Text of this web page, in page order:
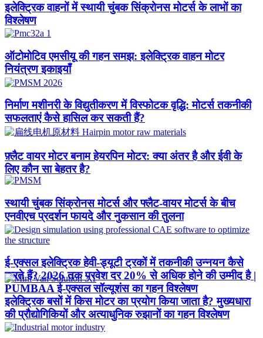
इलेक्ट्रिक वाहनों में स्थायी चुंबक सिंक्रोनस मोटर्स के लाभों का
विश्लेषण
ऑटोमोटिव एमसीयू की गहन समझ: इलेक्ट्रिक वाहन मोटर
नियंत्रण इकाइयाँ
निर्माण मशीनरी के विद्युतीकरण में विस्फोटक वृद्धि: मोटर्स तकनीकी
सफलताएं कैसे हासिल कर सकती हैं?​
फ़्लैट वायर मोटर बनाम हेयरपिन मोटर: क्या अंतर है और ईवी के
लिए कौन सा बेहतर है?
स्थायी चुंबक सिंक्रोनस मोटर्स और फ्लैट-वायर मोटर्स के बीच
एनवीएच प्रदर्शन फायदे और नुकसान की तुलना
ई-एक्सल इलेक्ट्रिक हेवी-ड्यूटी ट्रकों में तकनीकी उन्नयन कैसे
करते हैं? 2026 तक प्रवेश दर 20% से अधिक होने की उम्मीद है |
PUMBAA ई-एक्सल सॉल्यूशंस का गहन विश्लेषण
इलेक्ट्रिक बसों में किस मोटर का प्रयोग किया जाता है? मुख्यधारा
की प्रौद्योगिकियों और अत्याधुनिक रुझानों का गहन विश्लेषण